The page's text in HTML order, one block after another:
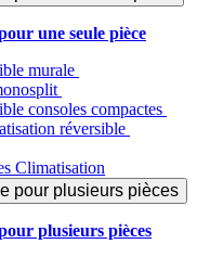
une seule pièce
murale
consoles compactes
réversible
Climatisation
pour plusieurs pièces
plusieurs pièces